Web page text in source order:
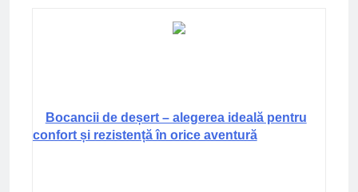
Bocancii de deșert – alegerea ideală pentru
confort și rezistență în orice aventură